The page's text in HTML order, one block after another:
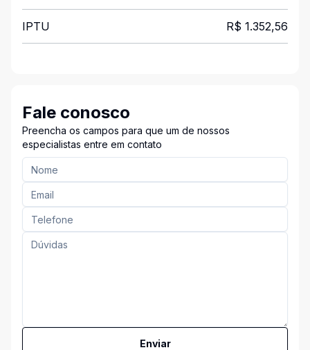
IPTU R$ 1.352,56
Fale conosco
Preencha os campos para que um de nossos
especialistas entre em contato
Enviar